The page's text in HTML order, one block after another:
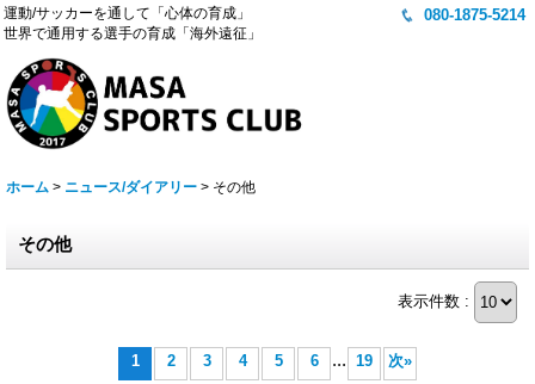
運動/サッカーを通して「心体の育成」
世界で通用する選手の育成「海外遠征」
080-1875-5214
ホーム > ニュース/ダイアリー > その他
その他
表示件数 :
1 2 3 4 5 6 ... 19 次»